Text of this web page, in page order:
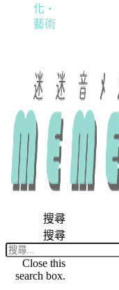
化・
藝術
搜尋
搜尋
Close this
search box.